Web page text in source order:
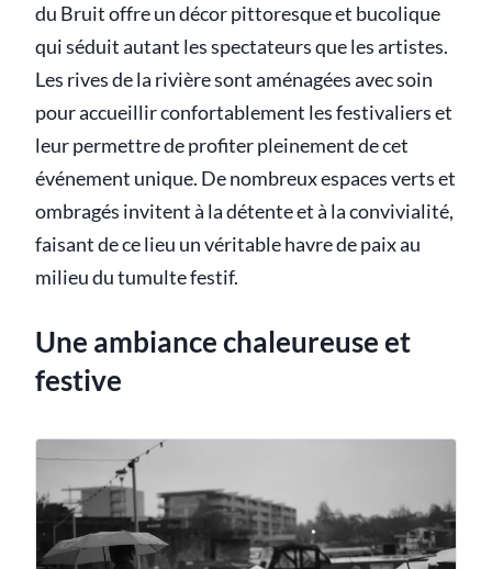
du Bruit offre un décor pittoresque et bucolique
qui séduit autant les spectateurs que les artistes.
Les rives de la rivière sont aménagées avec soin
pour accueillir confortablement les festivaliers et
leur permettre de profiter pleinement de cet
événement unique. De nombreux espaces verts et
ombragés invitent à la détente et à la convivialité,
faisant de ce lieu un véritable havre de paix au
milieu du tumulte festif.
Une ambiance chaleureuse et
festive